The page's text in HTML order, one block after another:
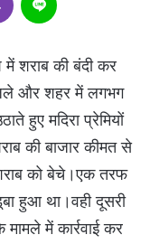
शराब की बंदी कर
और शहर में लगभग
हुए मदिरा प्रेमियों
की बाजार कीमत से
को बेचे।एक तरफ
हुआ था।वही दूसरी
में कार्रवाई कर